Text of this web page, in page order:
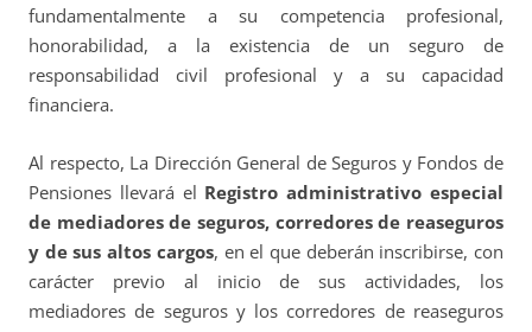
fundamentalmente a su competencia profesional,
honorabilidad, a la existencia de un seguro de
responsabilidad civil profesional y a su capacidad
financiera.
Al respecto, La Dirección General de Seguros y Fondos de
Pensiones llevará el Registro administrativo especial
de mediadores de seguros, corredores de reaseguros
y de sus altos cargos, en el que deberán inscribirse, con
carácter previo al inicio de sus actividades, los
mediadores de seguros y los corredores de reaseguros